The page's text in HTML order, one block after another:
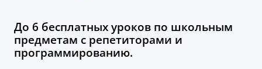
До 6 бесплатных уроков по школьным
предметам с репетиторами и
программированию.